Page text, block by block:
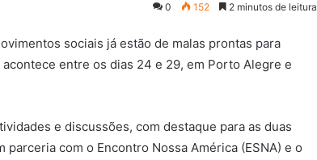
0 152 2 minutos de leitura
sociais já estão de malas prontas para
entre os dias 24 e 29, em Porto Alegre e
e discussões, com destaque para as duas
com o Encontro Nossa América (ESNA) e o